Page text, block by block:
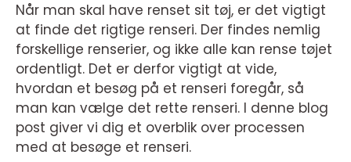
Når man skal have renset sit tøj, er det vigtigt
at finde det rigtige renseri. Der findes nemlig
forskellige renserier, og ikke alle kan rense tøjet
ordentligt. Det er derfor vigtigt at vide,
hvordan et besøg på et renseri foregår, så
man kan vælge det rette renseri. I denne blog
post giver vi dig et overblik over processen
med at besøge et renseri.